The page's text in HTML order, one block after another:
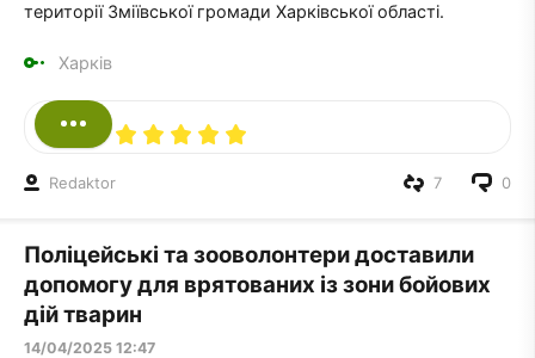
території Зміївської громади Харківської області.
Харків
Redaktor 0
7
Поліцейські та зооволонтери доставили
допомогу для врятованих із зони бойових
дій тварин
14/04/2025 12:47